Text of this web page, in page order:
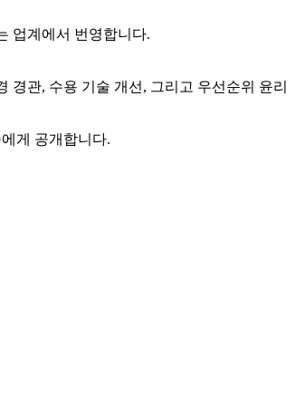
업계에서 번영합니다.
경관, 수용 기술 개선, 그리고 우선순위 윤리
게 공개합니다.